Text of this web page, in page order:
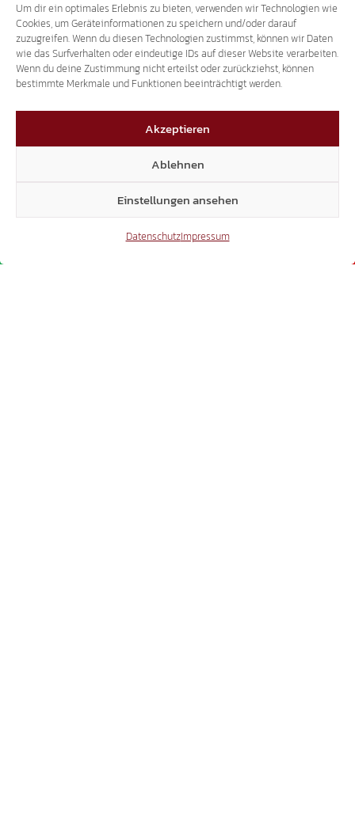
Um dir ein optimales Erlebnis zu bieten, verwenden wir Technologien wie
Cookies, um Geräteinformationen zu speichern und/oder darauf
zuzugreifen. Wenn du diesen Technologien zustimmst, können wir Daten
wie das Surfverhalten oder eindeutige IDs auf dieser Website verarbeiten.
Wenn du deine Zustimmung nicht erteilst oder zurückziehst, können
bestimmte Merkmale und Funktionen beeinträchtigt werden.
Akzeptieren
Ablehnen
Einstellungen ansehen
DatenschutzImpressum